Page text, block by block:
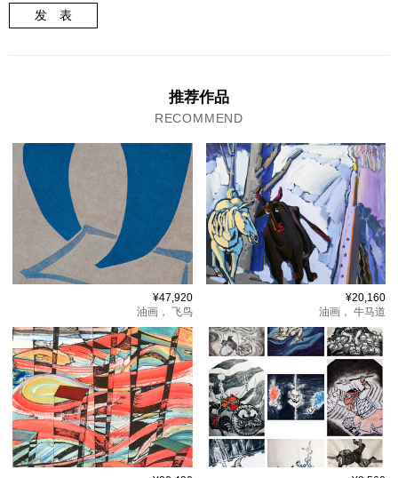
发 表
推荐作品
RECOMMEND
¥47,920
油画， 飞鸟
¥20,160
油画， 牛马道